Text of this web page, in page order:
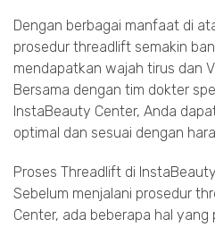
Dengan berbagai manfaat di
prosedur threadlift semakin
mendapatkan wajah tirus dan
Bersama dengan tim dokter
InstaBeauty Center, Anda
optimal dan sesuai dengan
Proses Threadlift di
Sebelum menjalani prosedur
Center, ada beberapa hal